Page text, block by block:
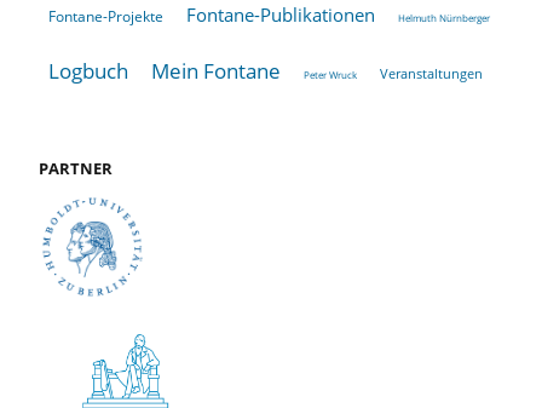
Fontane-Projekte Fontane-Publikationen Helmuth Nürnberger
Logbuch Mein Fontane Peter Wruck Veranstaltungen
PARTNER